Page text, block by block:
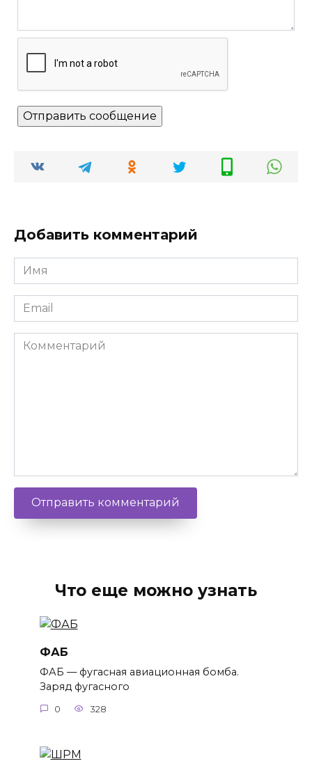
Добавить комментарий
Имя
Email
Комментарий
Что еще можно узнать
ФАБ
ФАБ — фугасная авиационная бомба.
Заряд фугасного
0 328